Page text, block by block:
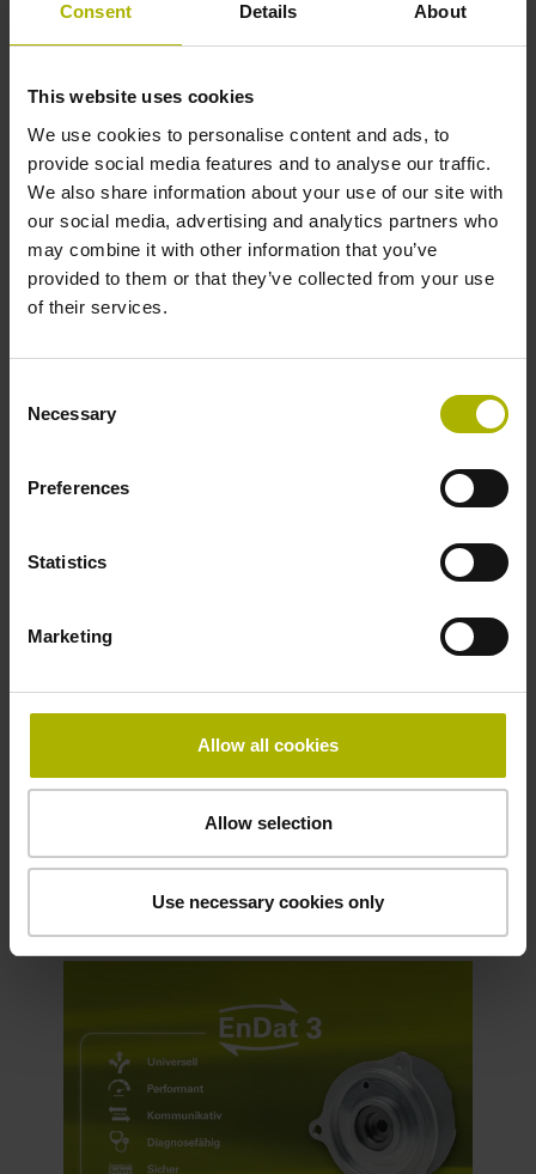
Consent Details About
This website uses cookies
We use cookies to personalise content and ads, to
provide social media features and to analyse our traffic.
We also share information about your use of our site with
our social media, advertising and analytics partners who
may combine it with other information that you’ve
provided to them or that they’ve collected from your use
of their services.
Selection
Necessary
Preferences
Statistics
Marketing
Allow all cookies
Allow selection
Use necessary cookies only
digitale Fertigung
EnDat 3 überführt die Eigenschaften und
Vorteile von EnDat in die Zukunft einer
digitalen Fertigung. Dafür setzt EnDat 3
auf eine neue Architektur, die Bewährtes
aufrechterhält.
Funktionale Sicherheit: Kommunikation
Höhere Datenbandbreite
Definition von Sendelisten
Systeminstallation: Einführung von
Zugriffsebenen